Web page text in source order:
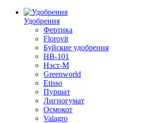
Удобрения
Фертика
Florovit
Буйские удобрения
HB-101
Нэст-М
Greenworld
Etisso
Пуршат
Лигногумат
Осмокот
Valagro